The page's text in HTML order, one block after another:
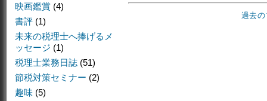
過去
映画鑑賞 (4)
書評 (1)
未来の税理士へ捧げるメ
ッセージ (1)
税理士業務日誌 (51)
節税対策セミナー (2)
趣味 (5)